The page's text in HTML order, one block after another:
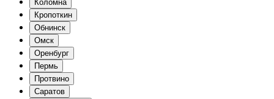
Коломна
Кропоткин
Обнинск
Омск
Оренбург
Пермь
Протвино
Саратов